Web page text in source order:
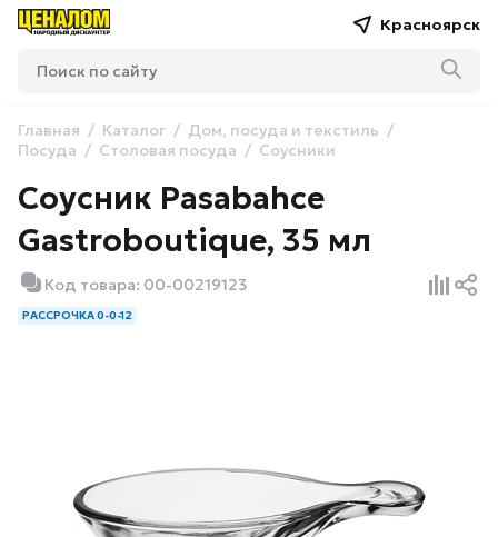
Красноярск
Главная Каталог
Дом, посуда и текстиль
Посуда
Столовая посуда Соусники
Соусник Pasabahce
Gastroboutique, 35 мл
Код товара: 00-00219123
РАССРОЧКА 0-0-12